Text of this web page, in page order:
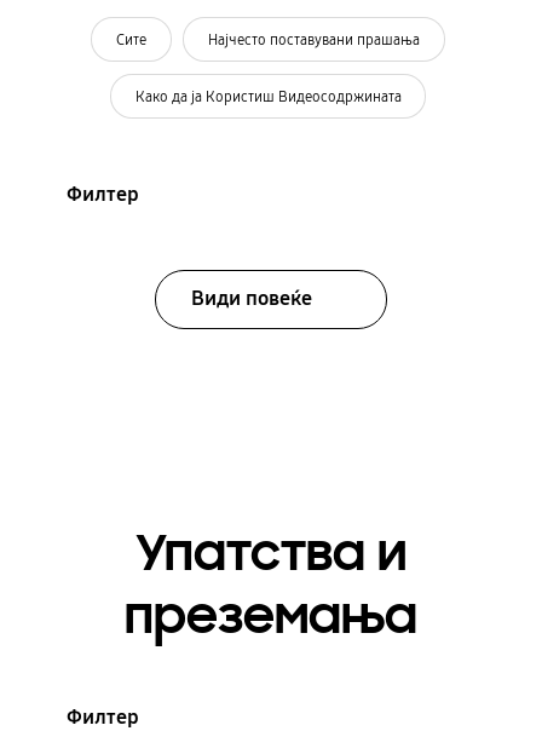
Сите Најчесто поставувани прашања
Како да ја Користиш Видеосодржината
Филтер
Види повеќе
Упатства и
преземања
Филтер